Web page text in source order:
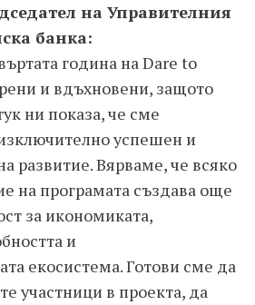
на Управителния
банка:
година на Dare to
и вдъхновени, защото
ни показа, че сме
успешен и
развитие. Вярваме, че всяко
на програмата създава още
за икономиката,
и
екосистема. Готови сме да
участници в проекта, да